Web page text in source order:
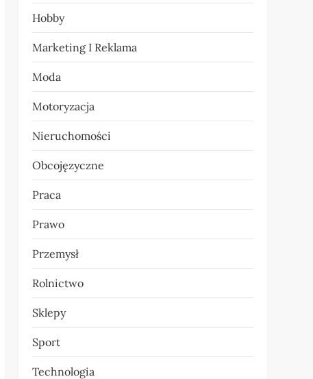
Hobby
Marketing I Reklama
Moda
Motoryzacja
Nieruchomości
Obcojęzyczne
Praca
Prawo
Przemysł
Rolnictwo
Sklepy
Sport
Technologia